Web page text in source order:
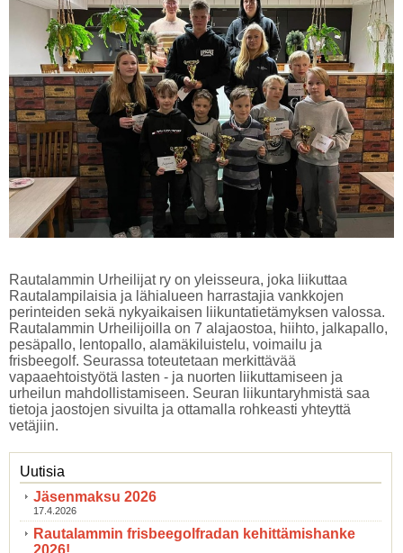
Rautalammin Urheilijat ry on yleisseura, joka liikuttaa
Rautalampilaisia ja lähialueen harrastajia vankkojen
perinteiden sekä nykyaikaisen liikuntatietämyksen valossa.
Rautalammin Urheilijoilla on 7 alajaostoa, hiihto, jalkapallo,
pesäpallo, lentopallo, alamäkiluistelu, voimailu ja
frisbeegolf. Seurassa toteutetaan merkittävää
vapaaehtoistyötä lasten - ja nuorten liikuttamiseen ja
urheilun mahdollistamiseen. Seuran liikuntaryhmistä saa
tietoja jaostojen sivuilta ja ottamalla rohkeasti yhteyttä
vetäjiin.
Uutisia
Jäsenmaksu 2026
17.4.2026
Rautalammin frisbeegolfradan kehittämishanke
2026!